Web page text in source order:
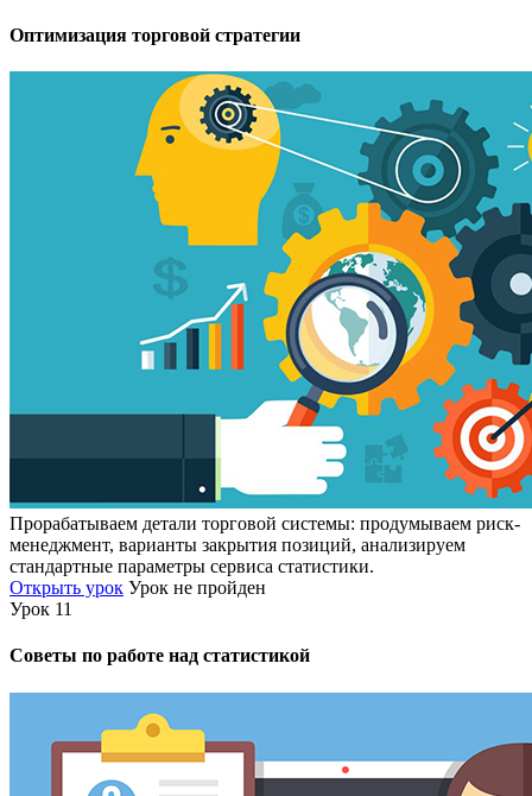
Оптимизация торговой стратегии
Прорабатываем детали торговой системы: продумываем риск-
менеджмент, варианты закрытия позиций, анализируем
стандартные параметры сервиса статистики.
Открыть урок Урок не пройден
Урок 11
Советы по работе над статистикой